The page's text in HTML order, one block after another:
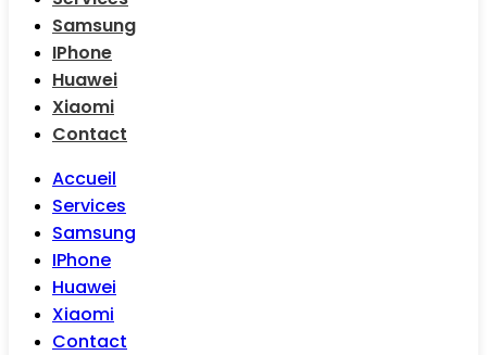
Samsung
IPhone
Huawei
Xiaomi
Contact
Accueil
Services
Samsung
IPhone
Huawei
Xiaomi
Contact